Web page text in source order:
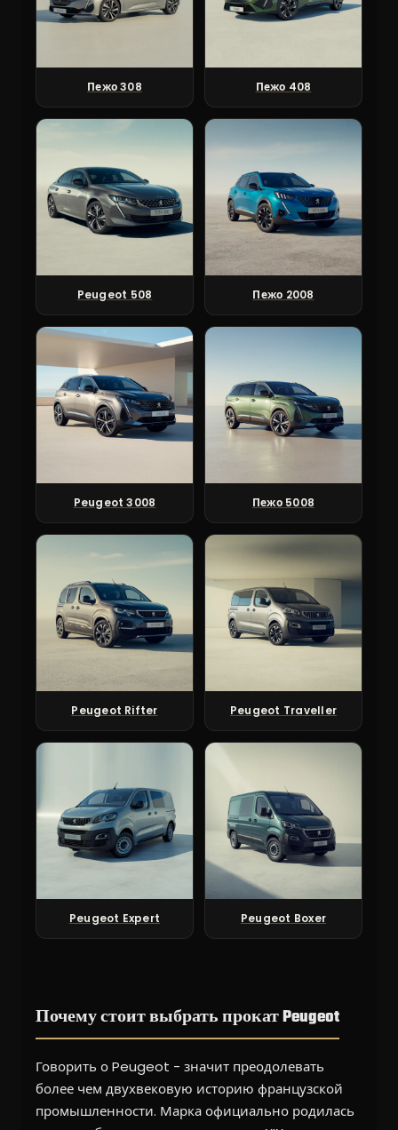
Пежо 308 Пежо 408
Peugeot 508 Пежо 2008
Peugeot 3008 Пежо 5008
Peugeot Rifter Peugeot Traveller
Peugeot Expert Peugeot Boxer
Почему стоит выбрать прокат Peugeot
Говорить о Peugeot - значит преодолевать
более чем двухвековую историю французской
промышленности. Марка официально родилась